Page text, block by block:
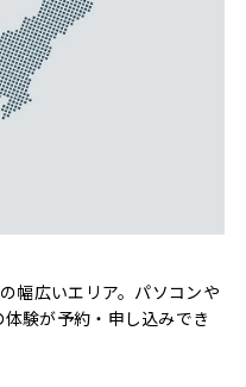
幅広いエリア。パソコンや
験が予約・申し込みでき